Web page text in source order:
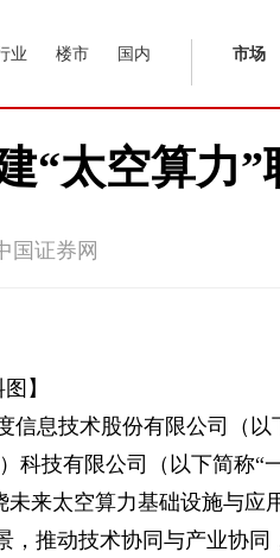
业 楼市 国内 市场
“太空算力”
国证券网
】
息技术股份有限公司（以
科技有限公司（以下简称“
来太空算力基础设施与应
，推动技术协同与产业协同